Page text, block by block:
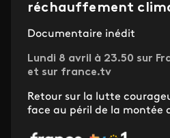
réchauffement
Documentaire inédit
Lundi 8 avril à 23.50 sur
et sur france.tv
Retour sur la lutte
face au péril de la montée